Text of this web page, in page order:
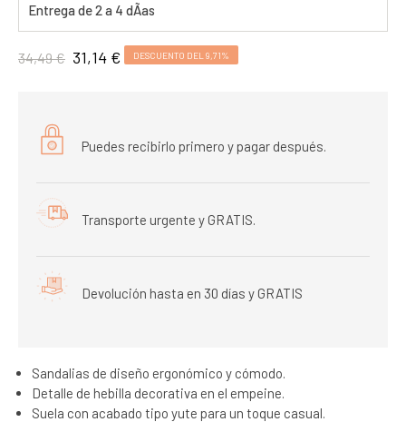
Entrega de 2 a 4 dÃ­as
34,49 € 31,14 € DESCUENTO DEL 9,71%
Puedes recibirlo primero y pagar después.
Transporte urgente y GRATIS.
Devolución hasta en 30 días y GRATIS
Sandalias de diseño ergonómico y cómodo.
Detalle de hebilla decorativa en el empeine.
Suela con acabado tipo yute para un toque casual.